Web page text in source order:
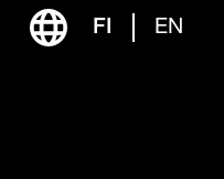
FI EN